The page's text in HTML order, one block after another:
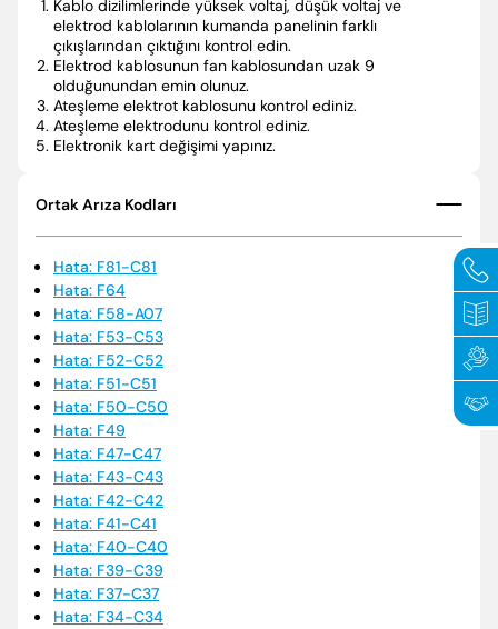
Politikalarımız
Sertifikalar
Elginkan
Vakfımız
Periyodik Bakımda Yapılanlar
Arıza Kodları
Enerji Tasarrufu İpuçları
Korsan Servis Uyarısı
Servis Talebi
Ortak Arıza Kodları
Hata: F81-C81
Hata: F64
Hata: F58-A07
Hata: F53-C53
Hata: F52-C52
Hata: F51-C51
Hata: F50-C50
Hata: F49
Hata: F47-C47
Hata: F43-C43
Hata: F42-C42
Hata: F41-C41
Hata: F40-C40
Hata: F39-C39
Hata: F37-C37
Hata: F34-C34
Kablo dizilimlerinde yüksek voltaj, düşük voltaj ve
elektrod kablolarının kumanda panelinin farklı
çıkışlarından çıktığını kontrol edin.
Elektrod kablosunun fan kablosundan uzak 9
olduğunundan emin olunuz.
Ateşleme elektrot kablosunu kontrol ediniz.
Ateşleme elektrodunu kontrol ediniz.
Elektronik kart değişimi yapınız.